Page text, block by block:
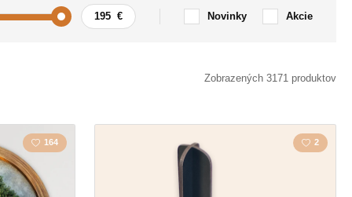
Novinky Akcie
Krajina
Láska
Zobrazených 3171 produktov
164 2